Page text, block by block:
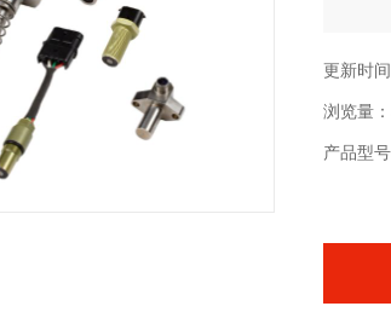
更新时
浏览量
产品型